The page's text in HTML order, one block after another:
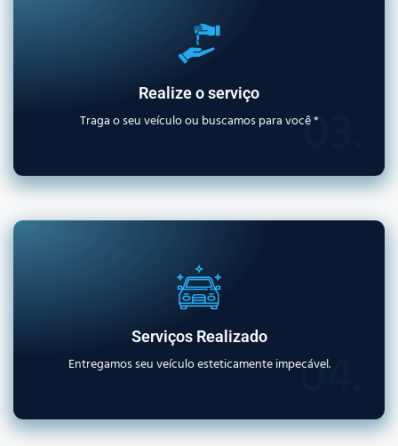
Realize o serviço
Traga o seu veículo ou buscamos para você *
03.
Serviços Realizado
Entregamos seu veículo esteticamente impecável.
04.